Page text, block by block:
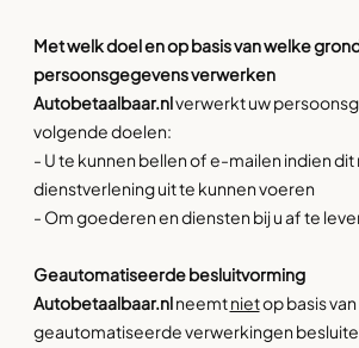
Met welk doel en op basis van welke
persoonsgegevens verwerken
Autobetaalbaar.nlverwerkt uw
volgende doelen:
- U te kunnen bellen of e-mailen indien dit
dienstverlening uit te kunnen voeren
- Om goederen en diensten bij u af te
Geautomatiseerde besluitvorming
Autobetaalbaar.nlneemtnietop basis van
geautomatiseerde verwerkingen